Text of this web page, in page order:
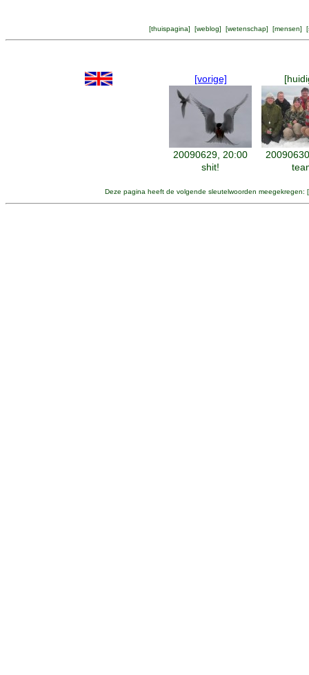
[thuispagina] [weblog] [wetenschap] [mensen] [
[vorige]
20090629, 20:00
shit!
Deze pagina heeft de volgende sleutelwoorden meegekregen: [